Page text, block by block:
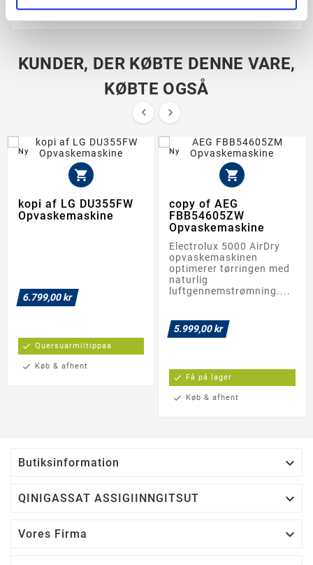
KUNDER, DER KØBTE DENNE VARE,
KØBTE OGSÅ
 
Ny

kopi af LG DU355FW
Opvaskemaskine
6.799,00 kr
check Quersuarmiitippaa
check Køb & afhent
Ny

copy of AEG
FBB54605ZW
Opvaskemaskine
Electrolux 5000 AirDry
opvaskemaskinen
optimerer tørringen med
naturlig
luftgennemstrømning....
5.999,00 kr
check Få på lager
check Køb & afhent
Butiksinformation 
QINIGASSAT ASSIGIINNGITSUT 
Vores Firma 